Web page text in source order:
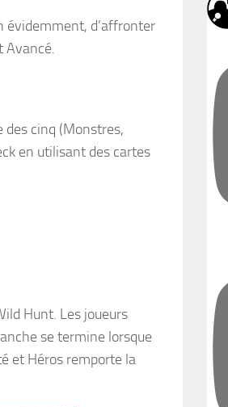
évidemment, d’affronter
Avancé.
des cinq (Monstres,
en utilisant des cartes
Hunt. Les joueurs
se termine lorsque
et Héros remporte la